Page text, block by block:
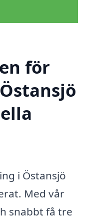
för
i Östansjö
Med vår
snabbt få tre